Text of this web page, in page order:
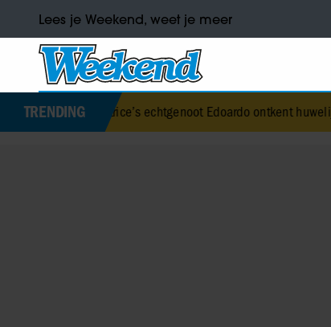
Lees je Weekend, weet je meer
TRENDINGechtgenoot Edoardo ontkent huwelijksproblemen•